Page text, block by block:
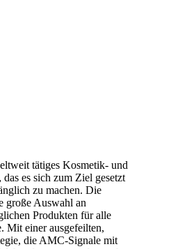
tätiges Kosmetik- und
es sich zum Ziel gesetzt
zu machen. Die
große Auswahl an
Produkten für alle
Mit einer ausgefeilten,
die AMC-Signale mit